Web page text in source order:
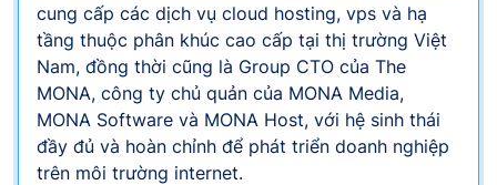
cung cấp các dịch vụ cloud hosting, vps và hạ
tầng thuộc phân khúc cao cấp tại thị trường Việt
Nam, đồng thời cũng là Group CTO của The
MONA, công ty chủ quản của MONA Media,
MONA Software và MONA Host, với hệ sinh thái
đầy đủ và hoàn chỉnh để phát triển doanh nghiệp
trên môi trường internet.